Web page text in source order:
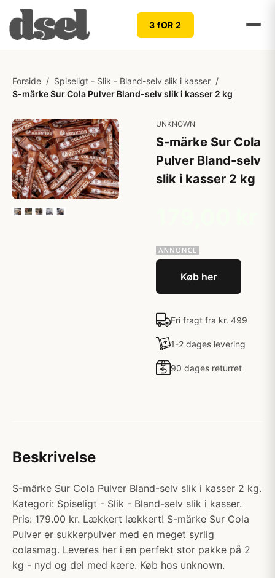
3 fOR 2
Forside / Spiseligt - Slik - Bland-selv slik i kasser /
S-märke Sur Cola Pulver Bland-selv slik i kasser 2 kg
UNKNOWN
S-märke Sur Cola
Pulver Bland-selv
slik i kasser 2 kg
Køb her
Fri fragt fra kr. 499
1-2 dages levering
90 dages returret
Beskrivelse
S-märke Sur Cola Pulver Bland-selv slik i kasser 2 kg.
Kategori: Spiseligt - Slik - Bland-selv slik i kasser.
Pris: 179.00 kr. Lækkert lækkert! S-märke Sur Cola
Pulver er sukkerpulver med en meget syrlig
colasmag. Leveres her i en perfekt stor pakke på 2
kg - nyd og del med kære. Køb hos unknown.